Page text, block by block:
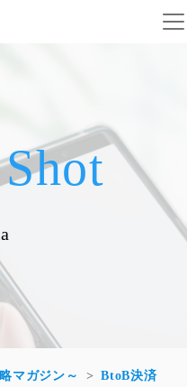
マガジン～
BtoB決済